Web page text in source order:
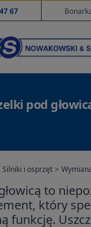
67
pod
Silniki i osprzęt >
to
który
funkcję.